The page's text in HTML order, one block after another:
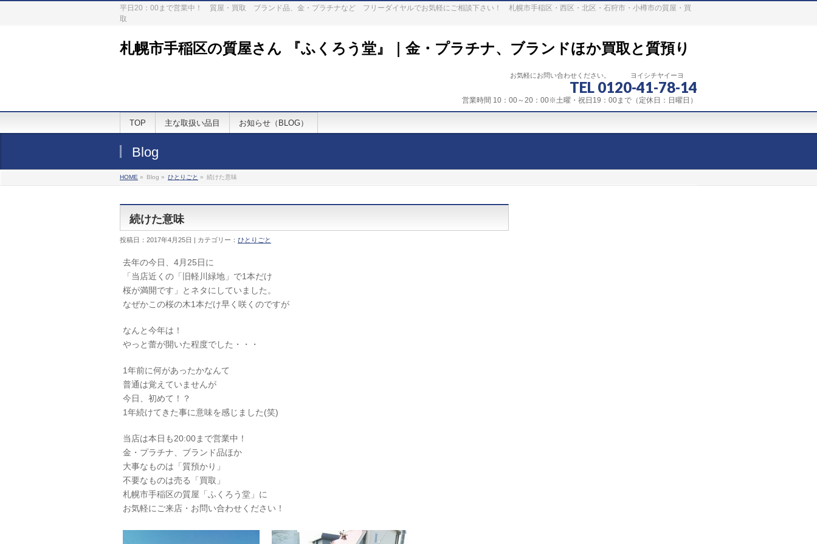
平日20：00まで営業中！ 質屋・買取 ブランド品、金・プラチナなど フリーダイヤルでお気軽にご相談下さい！ 札幌市手稲区・西区・北区・石狩市・小樽市の質屋・買
取
札幌市手稲区の質屋さん 『ふくろう堂』｜金・プラチナ、ブランドほか買取と質預り
お気軽にお問い合わせください。 ヨイシチヤイーヨ
TEL 0120-41-78-14
営業時間 10：00～20：00※土曜・祝日19：00まで（定休日：日曜日）
TOP 主な取扱い品目 お知らせ（BLOG）
Blog
HOME » Blog » ひとりごと » 続けた意味
続けた意味
投稿日：2017年4月25日 | カテゴリー： ひとりごと
去年の今日、4月25日に
「当店近くの「旧軽川緑地」で1本だけ
桜が満開です」とネタにしていました。
なぜかこの桜の木1本だけ早く咲くのですが
なんと今年は！
やっと蕾が開いた程度でした・・・
1年前に何があったかなんて
普通は覚えていませんが
今日、初めて！？
1年続けてきた事に意味を感じました(笑)
当店は本日も20:00まで営業中！
金・プラチナ、ブランド品ほか
大事なものは「質預かり」
不要なものは売る「買取」
札幌市手稲区の質屋「ふくろう堂」に
お気軽にご来店・お問い合わせください！